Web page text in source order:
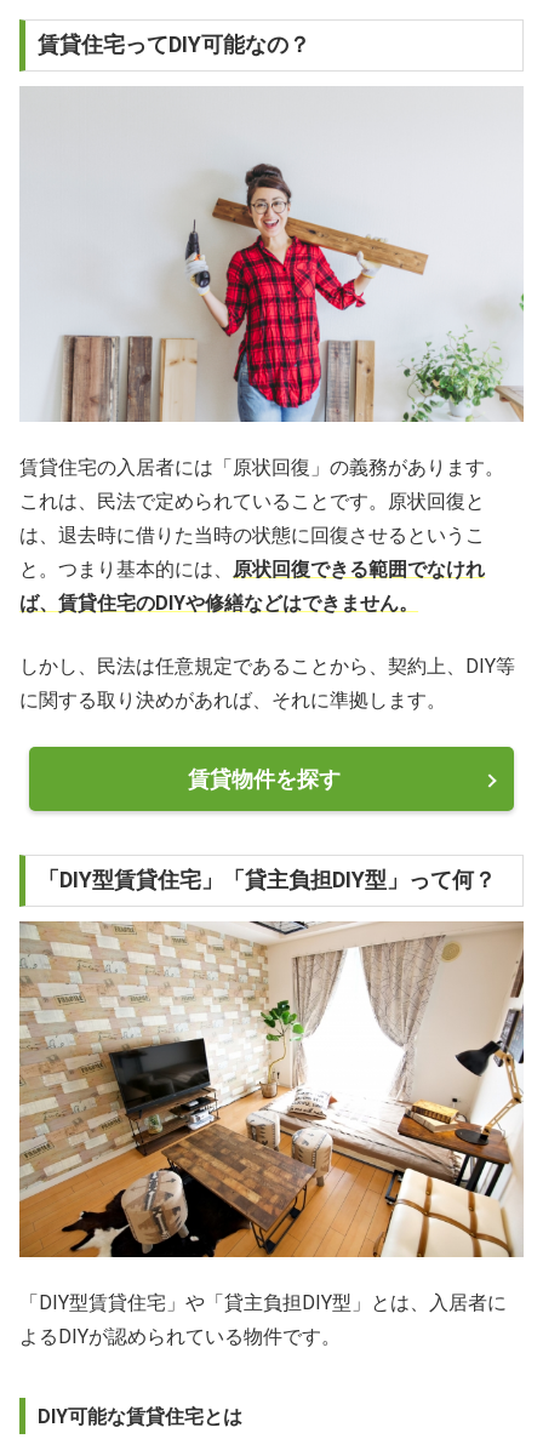
賃貸住宅ってDIY可能なの？
賃貸住宅の入居者には「原状回復」の義務があります。
これは、民法で定められていることです。原状回復と
は、退去時に借りた当時の状態に回復させるというこ
と。つまり基本的には、 原状回復できる範囲でなけれ
ば、賃貸住宅のDIYや修繕などはできません。
しかし、民法は任意規定であることから、契約上、DIY等
に関する取り決めがあれば、それに準拠します。
賃貸物件を探す
「DIY型賃貸住宅」「貸主負担DIY型」って何？
「DIY型賃貸住宅」や「貸主負担DIY型」とは、入居者に
よるDIYが認められている物件です。
DIY可能な賃貸住宅とは